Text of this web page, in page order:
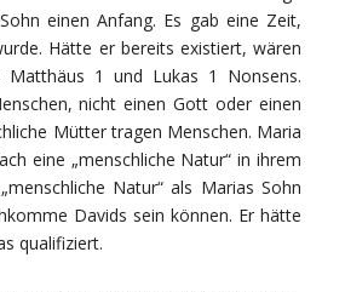
einen Anfang. Es gab eine Zeit,
Hätte er bereits existiert, wären
Matthäus 1 und Lukas 1 Nonsens.
nicht einen Gott oder einen
Mütter tragen Menschen. Maria
eine „menschliche Natur“ in ihrem
Natur“ als Marias Sohn
Davids sein können. Er hätte
qualifiziert.